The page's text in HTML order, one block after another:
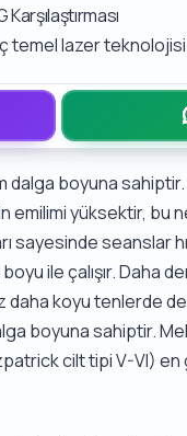
temel lazer
dalga boyuna
emilimi yüksektir,
sayesinde seanslar
boyu ile çalışır. Daha
daha koyu tenlerde
boyuna sahiptir.
cilt tipi V-VI)